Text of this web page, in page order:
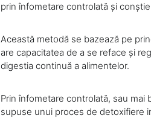
prin înfometare controlată și
Această metodă se bazează pe
are capacitatea de a se reface și
digestia continuă a alimentelor.
Prin înfometare controlată, sau
supuse unui proces de detoxifiere